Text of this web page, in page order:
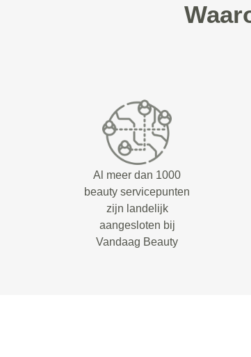
Al meer dan 1000
beauty servicepunten
zijn landelijk
aangesloten bij
Vandaag Beauty